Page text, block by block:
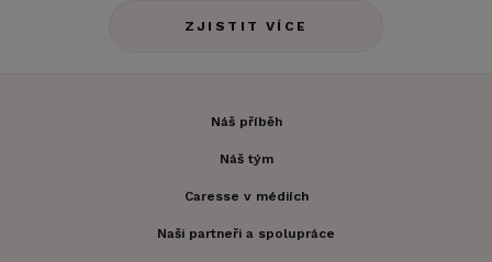
ZJISTIT VÍCE
Náš příběh
Náš tým
Caresse v médiích
Naši partneři a spolupráce